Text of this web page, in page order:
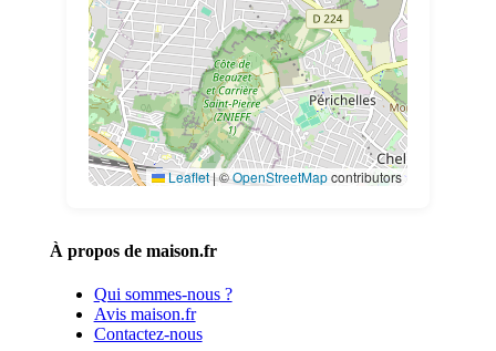
Leaflet|©OpenStreetMapcontributors
À propos de maison.fr
Qui sommes-nous ?
Avis maison.fr
Contactez-nous